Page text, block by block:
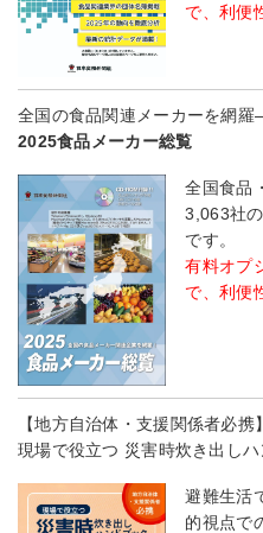
で、利便
全国の食品関連メーカーを網
2025食品メーカー総覧
全国食品
3,063社
です。
有料オプ
で、利便
【地方自治体・支援関係者必携】
現場で役立つ 災害時炊き出しハ
避難生活
的視点で